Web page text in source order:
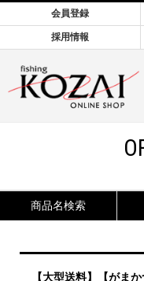
会員登録
採用情報
商品名検索
【大型送料】【がま